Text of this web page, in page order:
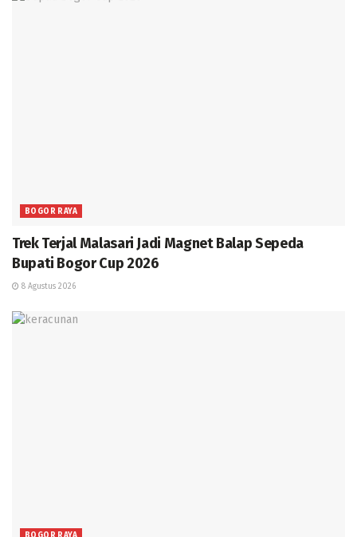
BOGOR RAYA
Trek Terjal Malasari Jadi Magnet Balap Sepeda
Bupati Bogor Cup 2026
8 Agustus 2026